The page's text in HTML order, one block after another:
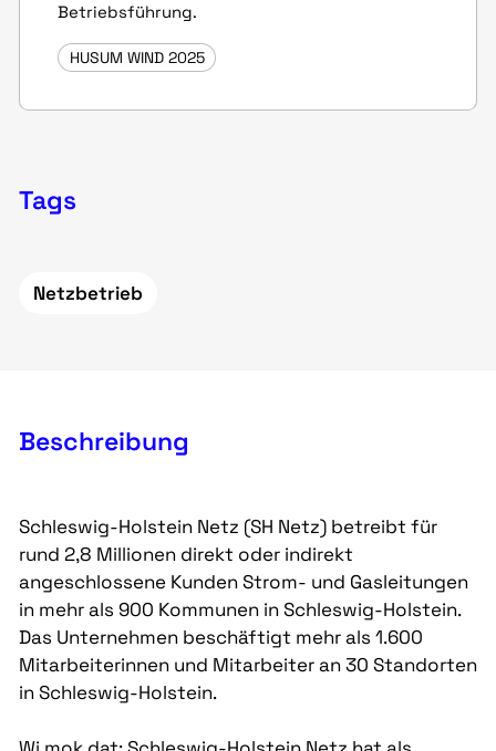
Betriebsführung.
HUSUM WIND 2025
Tags
Netzbetrieb
Beschreibung
Schleswig-Holstein Netz (SH Netz) betreibt für
rund 2,8 Millionen direkt oder indirekt
angeschlossene Kunden Strom- und Gasleitungen
in mehr als 900 Kommunen in Schleswig-Holstein.
Das Unternehmen beschäftigt mehr als 1.600
Mitarbeiterinnen und Mitarbeiter an 30 Standorten
in Schleswig-Holstein.